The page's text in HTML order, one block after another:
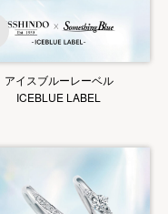
アイスブルーレーベル
ICEBLUE LABEL